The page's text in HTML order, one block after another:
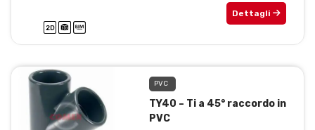
Dettagli
PVC
TY40 – Ti a 45° raccordo in
PVC